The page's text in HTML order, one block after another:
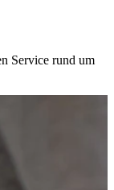
Service rund um